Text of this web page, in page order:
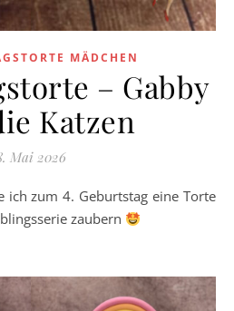
MÄDCHEN
– Gabby
Katzen
Mai 2026
zaubern